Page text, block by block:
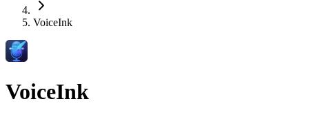
VoiceInk
VoiceInk